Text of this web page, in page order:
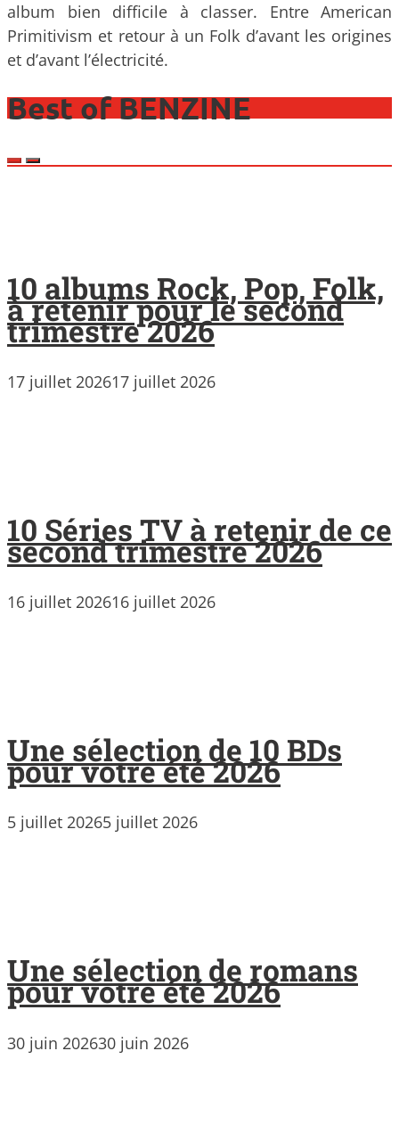
album bien difficile à classer. Entre American
Primitivism et retour à un Folk d’avant les origines
et d’avant l’électricité.
Best of BENZINE
10 albums Rock, Pop, Folk,
à retenir pour le second
trimestre 2026
17 juillet 202617 juillet 2026
10 Séries TV à retenir de ce
second trimestre 2026
16 juillet 202616 juillet 2026
Une sélection de 10 BDs
pour votre été 2026
5 juillet 20265 juillet 2026
Une sélection de romans
pour votre été 2026
30 juin 202630 juin 2026